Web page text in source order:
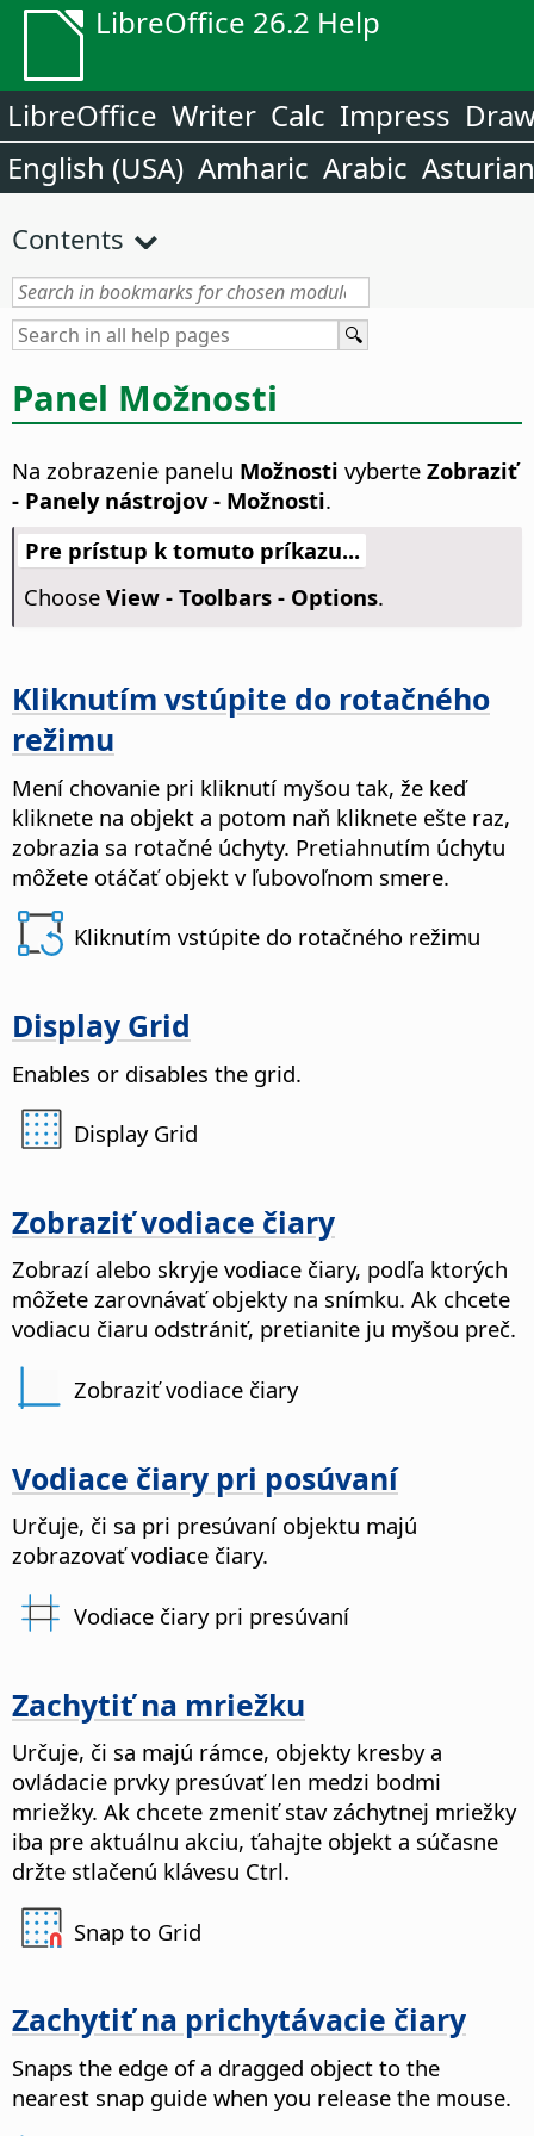
LibreOffice 26.2 Help
LibreOffice Writer Calc Impress
English (USA) Amharic Arabic Asturian
Contents
Panel Možnosti
Na zobrazenie panelu Možnosti vyberte Zobraziť
- Panely nástrojov - Možnosti.
Pre prístup k tomuto príkazu...
Choose View - Toolbars - Options.
Kliknutím vstúpite do rotačného
režimu
Mení chovanie pri kliknutí myšou tak, že keď
kliknete na objekt a potom naň kliknete ešte raz,
zobrazia sa rotačné úchyty. Pretiahnutím úchytu
môžete otáčať objekt v ľubovoľnom smere.
Kliknutím vstúpite do rotačného režimu
Display Grid
Enables or disables the grid.
Display Grid
Zobraziť vodiace čiary
Zobrazí alebo skryje vodiace čiary, podľa ktorých
môžete zarovnávať objekty na snímku. Ak chcete
vodiacu čiaru odstrániť, pretianite ju myšou preč.
Zobraziť vodiace čiary
Vodiace čiary pri posúvaní
Určuje, či sa pri presúvaní objektu majú
zobrazovať vodiace čiary.
Vodiace čiary pri presúvaní
Zachytiť na mriežku
Určuje, či sa majú rámce, objekty kresby a
ovládacie prvky presúvať len medzi bodmi
mriežky. Ak chcete zmeniť stav záchytnej mriežky
iba pre aktuálnu akciu, ťahajte objekt a súčasne
držte stlačenú klávesu Ctrl.
Snap to Grid
Zachytiť na prichytávacie čiary
Snaps the edge of a dragged object to the
nearest snap guide when you release the mouse.